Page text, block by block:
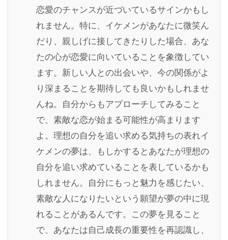
恋愛のチャンスが近づいているサインかもし
れません。特に、イケメンがあなたに微笑ん
だり、親しげに接してきたりした場合、あな
たの心が恋愛に向いていることを象徴してい
ます。新しい人との出会いや、今の関係がよ
り深まることを期待しても良いかもしれませ
んね。自分からもアプローチしてみること
で、素敵な恋が始まる可能性が高まります
よ。理想の自分を追い求める気持ちの表れイ
ケメンの夢は、もしかするとあなたが理想の
自分を追い求めていることを表しているかも
しれません。自分にもっと魅力を感じたい、
素敵な人になりたいという願望が夢の中に現
れることがあるんです。この夢を見ること
で、あなたは自己成長の重要性を再認識し、